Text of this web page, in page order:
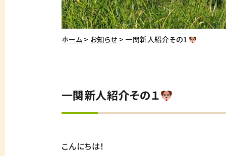
ホーム お知らせ 一関新人紹介その１
一関新人紹介その１
こんにちは！